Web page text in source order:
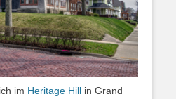
im Heritage Hill in Grand